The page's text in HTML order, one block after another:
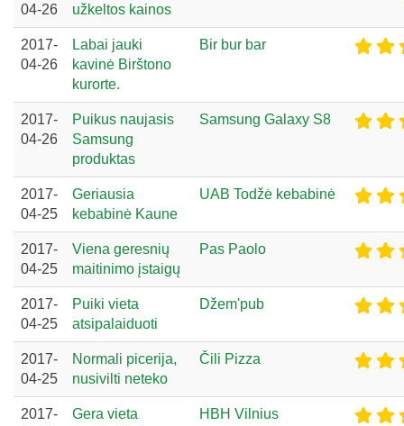
04-26
užkeltos kainos
2017-
04-26
Labai jauki
kavinė Birštono
kurorte.
Bir bur bar
2017-
04-26
Puikus naujasis
Samsung
produktas
Samsung Galaxy S8
2017-
04-25
Geriausia
kebabinė Kaune
UAB Todžė kebabinė
2017-
04-25
Viena geresnių
maitinimo įstaigų
Pas Paolo
2017-
04-25
Puiki vieta
atsipalaiduoti
Džem'pub
2017-
04-25
Normali picerija,
nusivilti neteko
Čili Pizza
2017-
Gera vieta
HBH Vilnius